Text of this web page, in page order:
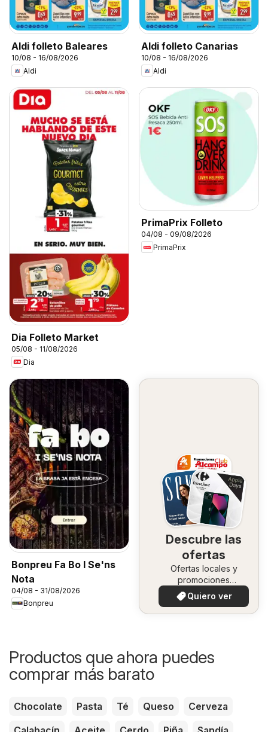
Aldi folleto Baleares
10/08 - 16/08/2026
Aldi
Aldi folleto Canarias
10/08 - 16/08/2026
Aldi
Dia Folleto Market
05/08 - 11/08/2026
Dia
PrimaPrix Folleto
04/08 - 09/08/2026
PrimaPrix
Bonpreu Fa Bo I Se'ns
Nota
04/08 - 31/08/2026
Bonpreu
Descubre las
ofertas
Ofertas locales y
promociones
especiales.
Quiero ver
Productos que ahora puedes
comprar más barato
Chocolate Pasta Té Queso
Cerveza